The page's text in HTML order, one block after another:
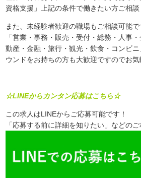
資格支援」上記の条件で働きたい方ご相談
また、未経験者歓迎の職場もご相談可能で
「営業・事務・販売・受付・総務・人事
動産・金融・旅行・観光・飲食・コンビ
ウンドをお持ちの方も大歓迎ですのでお気
☆LINEからカンタン応募はこちら☆
この求人はLINEからご応募可能です！
「応募する前に詳細を知りたい」などのご